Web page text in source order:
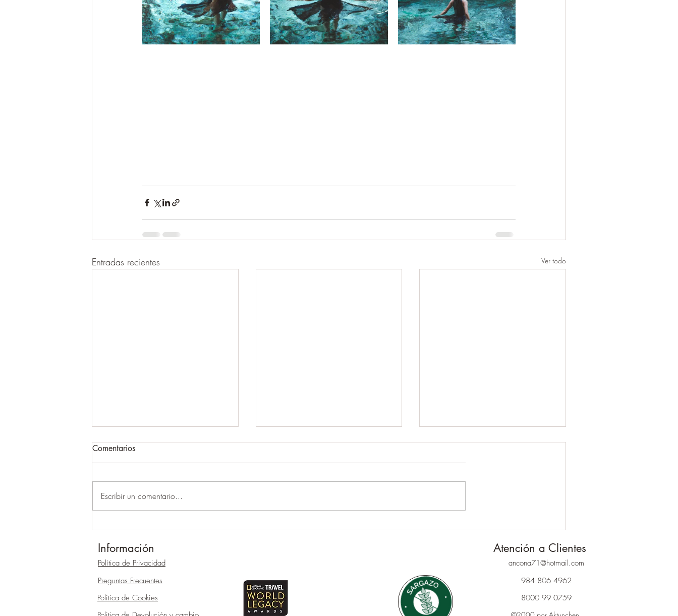
Entradas recientes Ver todo
la Riviera Maya 🌊🌴
Debes Experimentar en la
Comentarios
Escribir un comentario...
Información
Política de Privacidad
Preguntas Frecuentes
Politica de Cookies
Atención a Clientes
ancona71@hotmail.com
984 806 4962
8000 99 0759